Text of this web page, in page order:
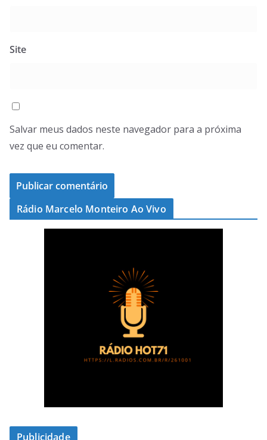
Site
Salvar meus dados neste navegador para a próxima
vez que eu comentar.
Rádio Marcelo Monteiro Ao Vivo
Publicidade